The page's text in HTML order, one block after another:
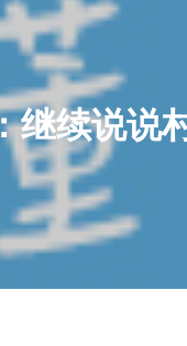
续说说